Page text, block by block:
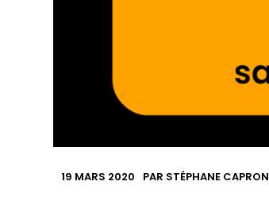
19 MARS 2020 PAR STÉPHANE CAPRON